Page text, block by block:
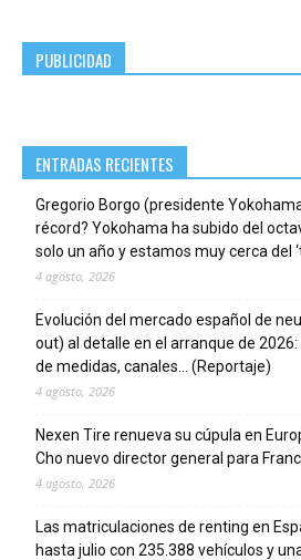
PUBLICIDAD
ENTRADAS RECIENTES
Gregorio Borgo (presidente
récord? Yokohama ha subido del
solo un año y estamos muy cerca del
4 agosto, 2026
Evolución del mercado español de
out) al detalle en el arranque de
de medidas, canales… (Reportaje)
4 agosto, 2026
Nexen Tire renueva su cúpula en
Cho nuevo director general para
4 agosto, 2026
Las matriculaciones de renting en
hasta julio con 235.388 vehículos y